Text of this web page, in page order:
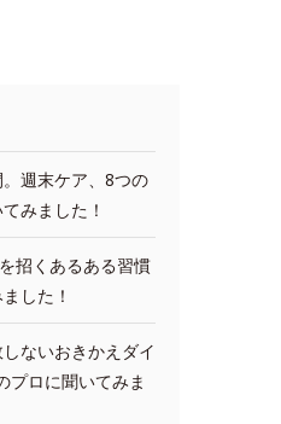
週末ケア、8つの
みました！
招くあるある習慣
した！
ないおきかえダイ
プロに聞いてみま